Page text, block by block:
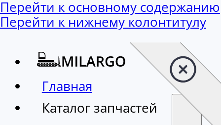
Перейти к основному содержанию
Перейти к нижнему колонтитулу
Главная
Каталог запчастей